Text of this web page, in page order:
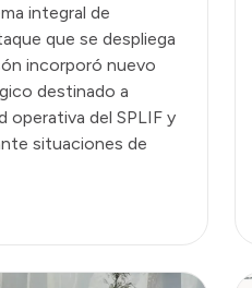
integral de
que se despliega
incorporó nuevo
destinado a
operativa del SPLIF y
situaciones de